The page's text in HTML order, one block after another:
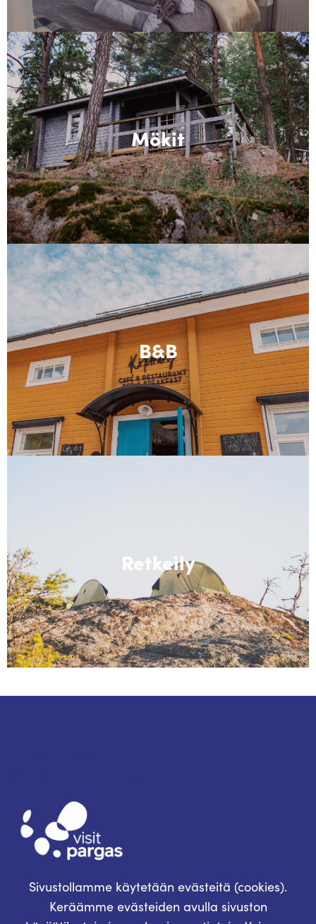
Mökit
B&B
Retkeily
Sivustollamme käytetään evästeitä (cookies).
Keräämme evästeiden avulla sivuston